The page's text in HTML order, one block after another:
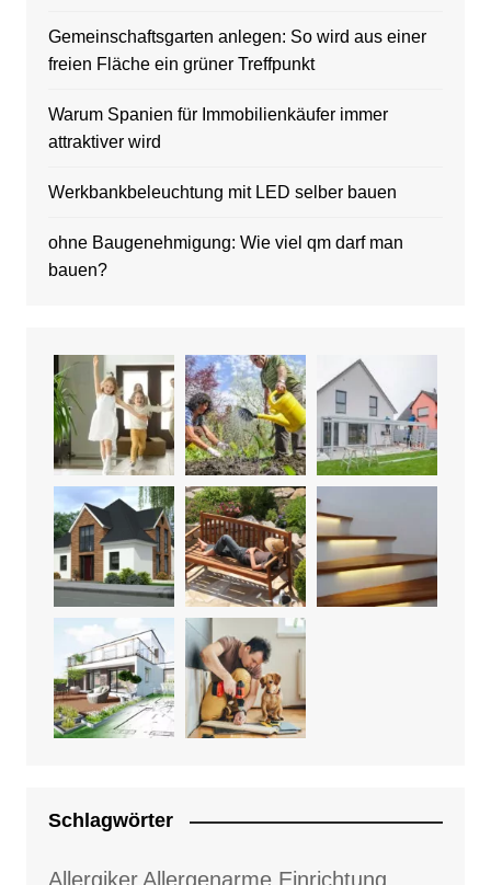
Gemeinschaftsgarten anlegen: So wird aus einer
freien Fläche ein grüner Treffpunkt
Warum Spanien für Immobilienkäufer immer
attraktiver wird
Werkbankbeleuchtung mit LED selber bauen
ohne Baugenehmigung: Wie viel qm darf man
bauen?
Schlagwörter
Allergiker Allergenarme Einrichtung